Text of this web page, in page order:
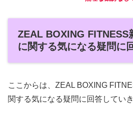
ZEAL BOXING FITNESS
に関する気になる疑問に
ここからは、ZEAL BOXING
関する気になる疑問に回答していき